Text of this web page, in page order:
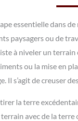
essentielle dans
paysagers ou de
à niveler un
ou la mise en
Il s’agit de creuser
la terre
avec de la